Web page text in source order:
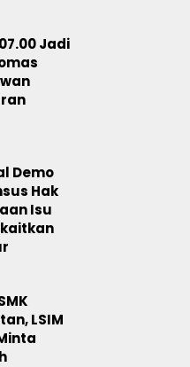
Jadi
Demo
Hak
Isu
LSIM